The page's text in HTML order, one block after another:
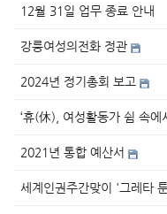
12월 31일 업무 종료 안내
강릉여성의전화 정관
2024년 정기총회 보고
‘휴(休), 여성활동가 쉼 속에
2021년 통합 예산서
세계인권주간맞이 '그레타